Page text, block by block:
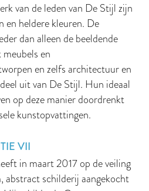
van de leden van De Stijl zijn
en heldere kleuren. De
dan alleen de beeldende
en
en zelfs architectuur en
uit van De Stijl. Hun ideaal
op deze manier doordrenkt
kunstopvattingen.
VII
in maart 2017 op de veiling
abstract schilderij aangekocht